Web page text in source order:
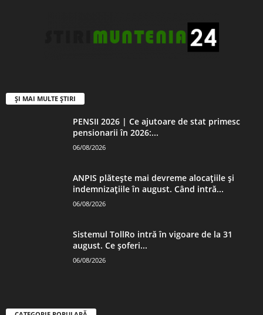
ȘI MAI MULTE ȘTIRI
PENSII 2026 | Ce ajutoare de stat primesc
pensionarii în 2026:...
06/08/2026
ANPIS plătește mai devreme alocațiile și
indemnizațiile în august. Când intră...
06/08/2026
Sistemul TollRo intră în vigoare de la 31
august. Ce șoferi...
06/08/2026